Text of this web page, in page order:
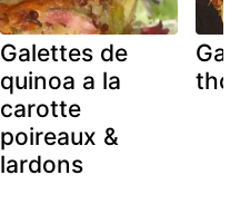
Galettes de
quinoa a la
carotte
poireaux &
lardons